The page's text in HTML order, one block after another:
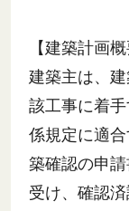
【建築計画
建築主は、
該工事に着
係規定に適
築確認の申
受け、確認